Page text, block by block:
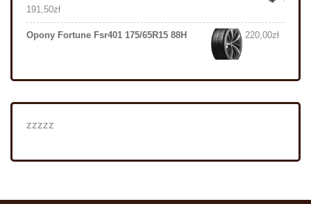
191,50zł
Opony Fortune Fsr401 175/65R15 88H 220,00zł
zzzzz